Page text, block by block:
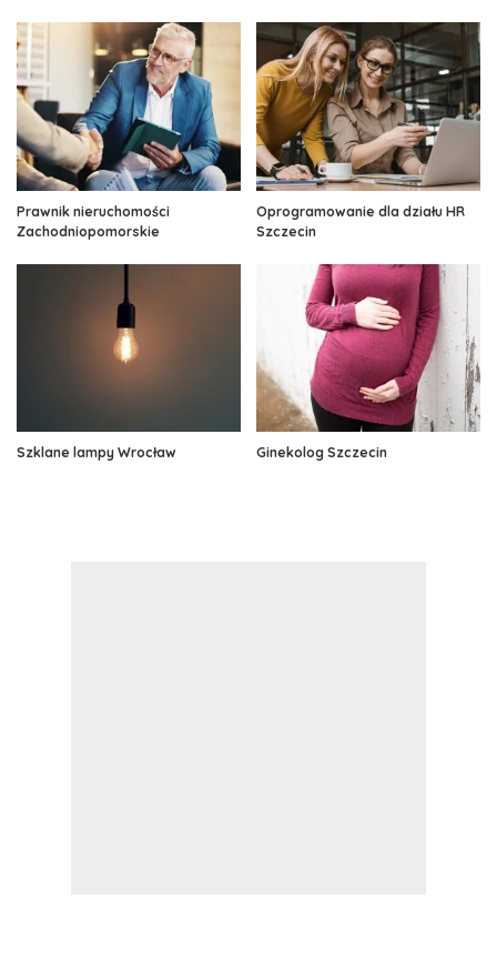
Prawnik nieruchomości
Zachodniopomorskie
Oprogramowanie dla działu HR
Szczecin
Szklane lampy Wrocław Ginekolog Szczecin